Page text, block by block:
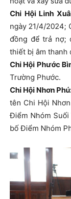
Chi Hội Linh
ngày 21/4/2024;
đồng để trả nợ;
thiết bị âm thanh
Chi Hội Phước
Trường Phước.
Chi Hội Nhơn
tên Chi Hội
Điểm Nhóm Suối
bố Điểm Nhóm